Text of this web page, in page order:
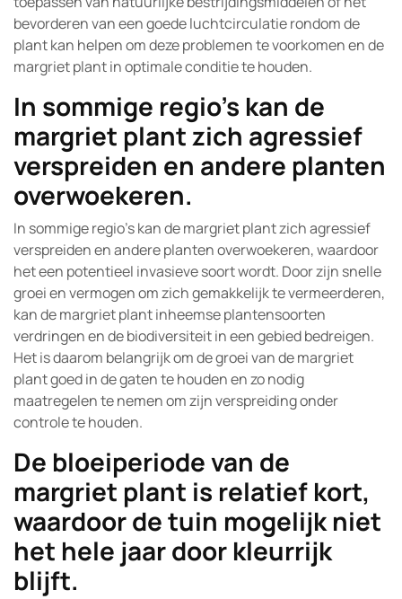
bevorderen van een goede luchtcirculatie rondom de
plant kan helpen om deze problemen te voorkomen en de
margriet plant in optimale conditie te houden.
In sommige regio’s kan de
margriet plant zich agressief
verspreiden en andere planten
overwoekeren.
In sommige regio’s kan de margriet plant zich agressief
verspreiden en andere planten overwoekeren, waardoor
het een potentieel invasieve soort wordt. Door zijn snelle
groei en vermogen om zich gemakkelijk te vermeerderen,
kan de margriet plant inheemse plantensoorten
verdringen en de biodiversiteit in een gebied bedreigen.
Het is daarom belangrijk om de groei van de margriet
plant goed in de gaten te houden en zo nodig
maatregelen te nemen om zijn verspreiding onder
controle te houden.
De bloeiperiode van de
margriet plant is relatief kort,
waardoor de tuin mogelijk niet
het hele jaar door kleurrijk
blijft.